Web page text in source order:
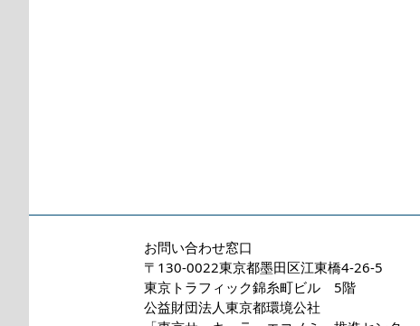
お問い合わせ窓口
〒130-0022東京都墨田区江東橋4-26-5
東京トラフィック錦糸町ビル 5階
公益財団法人東京都環境公社